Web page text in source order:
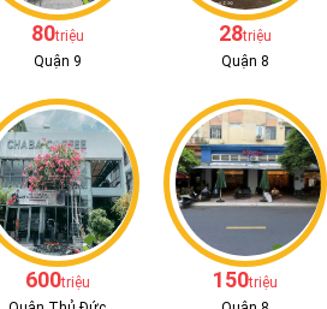
80triệu
Quận 9
28triệu
Quận 8
600triệu
150triệu